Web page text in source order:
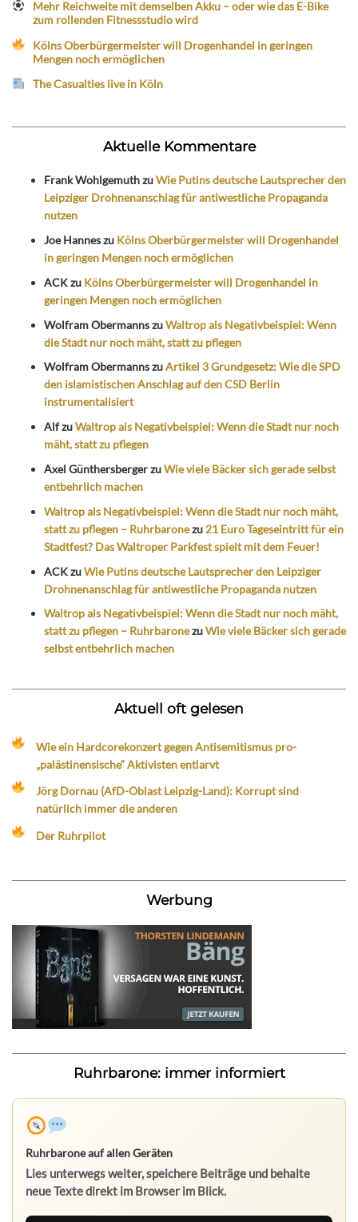
Mehr Reichweite mit demselben Akku – oder wie das E-Bike
zum rollenden Fitnessstudio wird
Kölns Oberbürgermeister will Drogenhandel in geringen
Mengen noch ermöglichen
The Casualties live in Köln
Aktuelle Kommentare
Frank WohlgemuthzuWie Putins deutsche Lautsprecher den
Leipziger Drohnenanschlag für antiwestliche Propaganda
nutzen
Joe Hanneszu Kölns Oberbürgermeister will Drogenhandel
in geringen Mengen noch ermöglichen
ACKzu Kölns Oberbürgermeister will Drogenhandel in
geringen Mengen noch ermöglichen
Wolfram ObermannszuWaltrop als Negativbeispiel: Wenn
die Stadt nur noch mäht, statt zu pflegen
Wolfram ObermannszuArtikel 3 Grundgesetz: Wie die SPD
den islamistischen Anschlag auf den CSD Berlin
instrumentalisiert
AlfzuWaltrop als Negativbeispiel: Wenn die Stadt nur noch
mäht, statt zu pflegen
Axel GünthersbergerzuWie viele Bäcker sich gerade selbst
entbehrlich machen
Waltrop als Negativbeispiel: Wenn die Stadt nur noch mäht,
statt zu pflegen – Ruhrbaronezu 21 Euro Tageseintritt für ein
Stadtfest? Das Waltroper Parkfest spielt mit dem Feuer!
ACKzuWie Putins deutsche Lautsprecher den Leipziger
Drohnenanschlag für antiwestliche Propaganda nutzen
Waltrop als Negativbeispiel: Wenn die Stadt nur noch mäht,
statt zu pflegen – RuhrbaronezuWie viele Bäcker sich gerade
selbst entbehrlich machen
Aktuell oft gelesen
Wie ein Hardcorekonzert gegen Antisemitismus pro-
„palästinensische“ Aktivisten entlarvt
Jörg Dornau (AfD-Oblast Leipzig-Land): Korrupt sind
natürlich immer die anderen
Der Ruhrpilot
Werbung
Ruhrbarone: immer informiert
Ruhrbarone auf allen Geräten
Lies unterwegs weiter, speichere Beiträge und behalte
neue Texte direkt im Browser im Blick.